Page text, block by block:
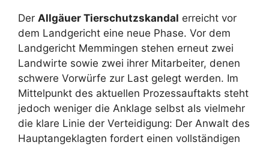
Der Allgäuer Tierschutzskandal erreicht vor
dem Landgericht eine neue Phase. Vor dem
Landgericht Memmingen stehen erneut zwei
Landwirte sowie zwei ihrer Mitarbeiter, denen
schwere Vorwürfe zur Last gelegt werden. Im
Mittelpunkt des aktuellen Prozessauftakts steht
jedoch weniger die Anklage selbst als vielmehr
die klare Linie der Verteidigung: Der Anwalt des
Hauptangeklagten fordert einen vollständigen